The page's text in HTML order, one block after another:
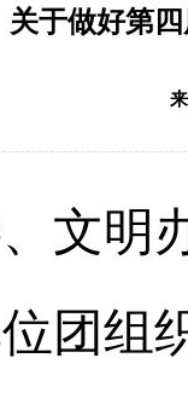
关于做好第
文明
团组